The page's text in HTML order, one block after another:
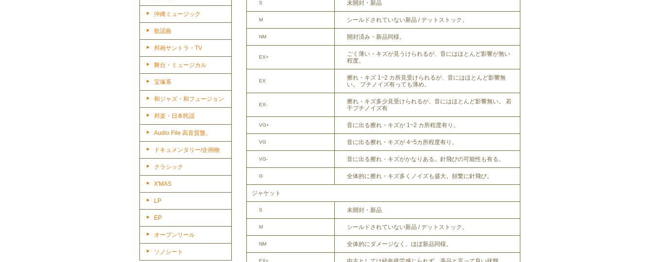
沖縄ミュージック
歌謡曲
邦画サントラ・TV
舞台・ミュージカル
宝塚系
和ジャズ・和フュージョン
邦楽・日本民謡
Audio File 高音質盤。
ドキュメンタリー/企画物
クラシック
X'MAS
LP
EP
オープンリール
ソノシート
S 未開封・新品
M シールドされていない新品 / デットストック。
NM 開封済み・新品同様。
EX+
ごく薄い・キズが見うけられるが、音にはほとんど影響が無い
程度。
EX
擦れ・キズ 1~2 カ所見受けられるが、音にはほとんど影響無
い。 プチノイズ有っても薄め。
EX-
擦れ・キズ多少見受けられるが、音にはほとんど影響無い。 若
干プチノイズ有
VG+ 音に出る擦れ・キズが 1~2 カ所程度有り。
VG 音に出る擦れ・キズが 4~5カ所程度有り。
VG- 音に出る擦れ・キズがかなりある。針飛びの可能性も有る。
G 全体的に擦れ・キズ多くノイズも盛大。頻繁に針飛び。
ジャケット
S 未開封・新品
M シールドされていない新品 / デットストック。
NM 全体的にダメージなく、ほぼ新品同様。
EX+